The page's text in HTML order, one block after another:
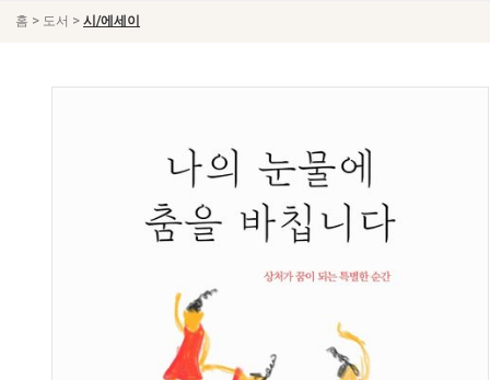
홈 > 도서 > 시/에세이